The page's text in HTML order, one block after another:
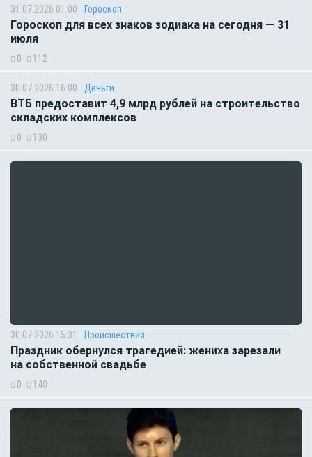
31.07.2026 01:00 Гороскоп
Гороскоп для всех знаков зодиака на сегодня — 31
июля
0 112
30.07.2026 16:00 Деньги
ВТБ предоставит 4,9 млрд рублей на строительство
складских комплексов
0 130
30.07.2026 15:31 Происшествия
Праздник обернулся трагедией: жениха зарезали
на собственной свадьбе
0 140